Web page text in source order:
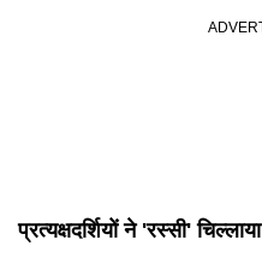
प्रत्यक्षदर्शियों ने 'रस्सी' चिल्लाया